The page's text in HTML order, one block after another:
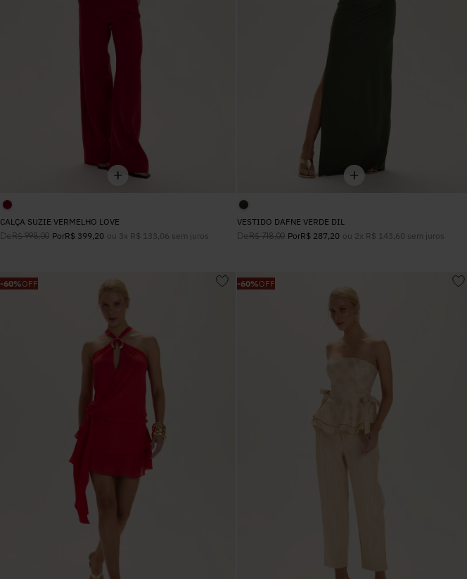
CALÇA SUZIE VERMELHO LOVE
DeR$ 998,00 PorR$ 399,20 ou 3x R$ 133 06 sem juros
VESTIDO DAFNE VERDE DIL
DeR$ 718,00 PorR$ 287,20 ou 2x R$ 143 60 sem juros
-60%OFF -60%OFF